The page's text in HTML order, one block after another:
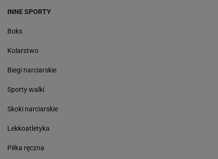
INNE SPORTY
Boks
Kolarstwo
Biegi narciarskie
Sporty walki
Skoki narciarskie
Lekkoatletyka
Piłka ręczna